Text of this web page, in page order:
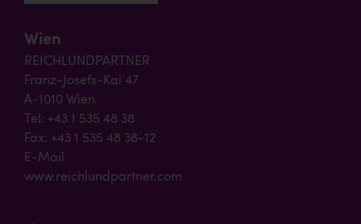
Wien
REICHLUNDPARTNER
Franz-Josefs-Kai 47
A-1010 Wien
Tel: +43 1 535 48 38
Fax: +43 1 535 48 38-12
E-Mail
www.reichlundpartner.com